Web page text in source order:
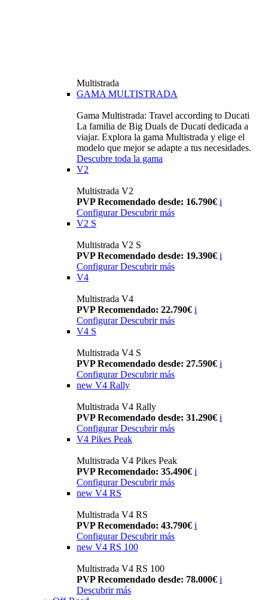
Multistrada
GAMA MULTISTRADA
Gama Multistrada: Travel according to Ducati
La familia de Big Duals de Ducati dedicada a
viajar. Explora la gama Multistrada y elige el
modelo que mejor se adapte a tus necesidades.
Descubre toda la gama
V2
Multistrada V2
PVP Recomendado desde: 16.790€ i
Configurar Descubrir más
V2 S
Multistrada V2 S
PVP Recomendado desde: 19.390€ i
Configurar Descubrir más
V4
Multistrada V4
PVP Recomendado: 22.790€ i
Configurar Descubrir más
V4 S
Multistrada V4 S
PVP Recomendado desde: 27.590€ i
Configurar Descubrir más
new V4 Rally
Multistrada V4 Rally
PVP Recomendado desde: 31.290€ i
Configurar Descubrir más
V4 Pikes Peak
Multistrada V4 Pikes Peak
PVP Recomendado: 35.490€ i
Configurar Descubrir más
new V4 RS
Multistrada V4 RS
PVP Recomendado: 43.790€ i
ConfigurarDescubrir más
new V4 RS 100
Multistrada V4 RS 100
PVP Recomendado desde: 78.000€ i
Descubrir más